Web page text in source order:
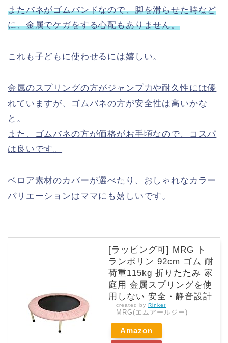
またバネがゴムバンドなので、脚を滑らせた時など
に、金属でケガをする心配もありません。
これも子どもに使わせるには嬉しい。
金属のスプリングの方がジャンプ力や耐久性には優
れていますが、ゴムバネの方が安全性は高いかな
と。
また、ゴムバネの方が価格がお手頃なので、コスパ
は良いです。
ベロア素材のカバーが選べたり、おしゃれなカラー
バリエーションはママにも嬉しいです。
[ラッピング可] MRG ト
ランポリン 92cm ゴム 耐
荷重115kg 折りたたみ 家
庭用 金属スプリングを使
用しない 安全・静音設計
created by Rinker
MRG(エムアールジー)
Amazon